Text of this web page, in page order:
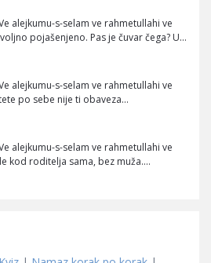
alejkumu-s-selam ve rahmetullahi ve
pojašenjeno. Pas je čuvar čega? U…
alejkumu-s-selam ve rahmetullahi ve
po sebe nije ti obaveza…
alejkumu-s-selam ve rahmetullahi ve
kod roditelja sama, bez muža.…